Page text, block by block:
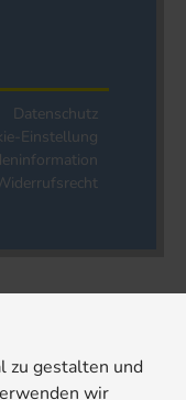
Datenschutz
Einstellung
zu gestalten und
wir